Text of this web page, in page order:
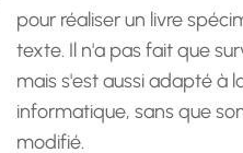
pour réaliser un livre
texte. Il n'a pas fait que
mais s'est aussi adapté à
informatique, sans que
modifié.